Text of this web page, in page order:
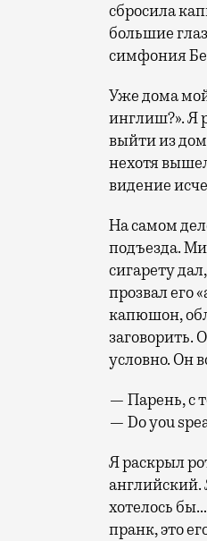
сбросила
большие
симфония
Уже дома
инглиш?». Я
выйти из
нехотя
видение
На самом
подъезда.
сигарету
прозвал его
капюшон,
заговорить.
условно. Он
— Парень, с
— Do you
Я раскрыл
английский.
хотелось
пранк, это